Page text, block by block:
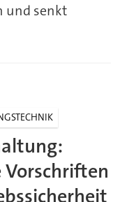
und senkt